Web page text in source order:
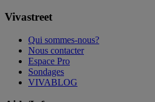
Vivastreet
Qui sommes-nous?
Nous contacter
Espace Pro
Sondages
VIVABLOG